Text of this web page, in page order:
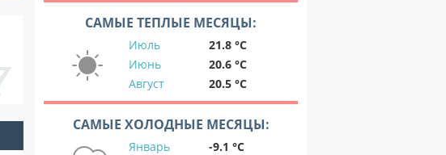
САМЫЕ ТЕПЛЫЕ МЕСЯЦЫ:
Июль
21.8 °C
Июнь
20.6 °C
Август
20.5 °C
САМЫЕ ХОЛОДНЫЕ МЕСЯЦЫ:
Январь
-9.1 °C